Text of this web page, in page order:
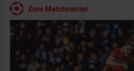
Zum Matchcenter